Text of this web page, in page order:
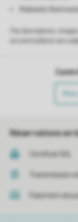
Robinets
Réservations en
Certificat SSL
Transmission
Paiement